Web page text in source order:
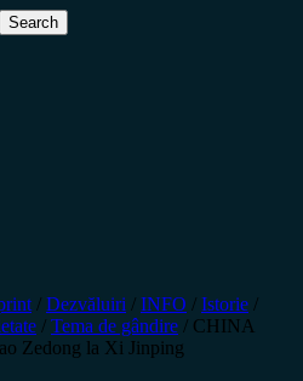
/ Dezvăluiri / INFO / Istorie /
/ Tema de gândire / CHINA
Zedong la Xi Jinping